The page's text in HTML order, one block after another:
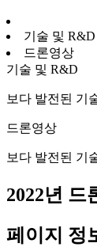
기술 및 R&D
드론영상
기술 및 R&D
보다 발전된 기
드론영상
보다 발전된 기
2022년 드
페이지 정